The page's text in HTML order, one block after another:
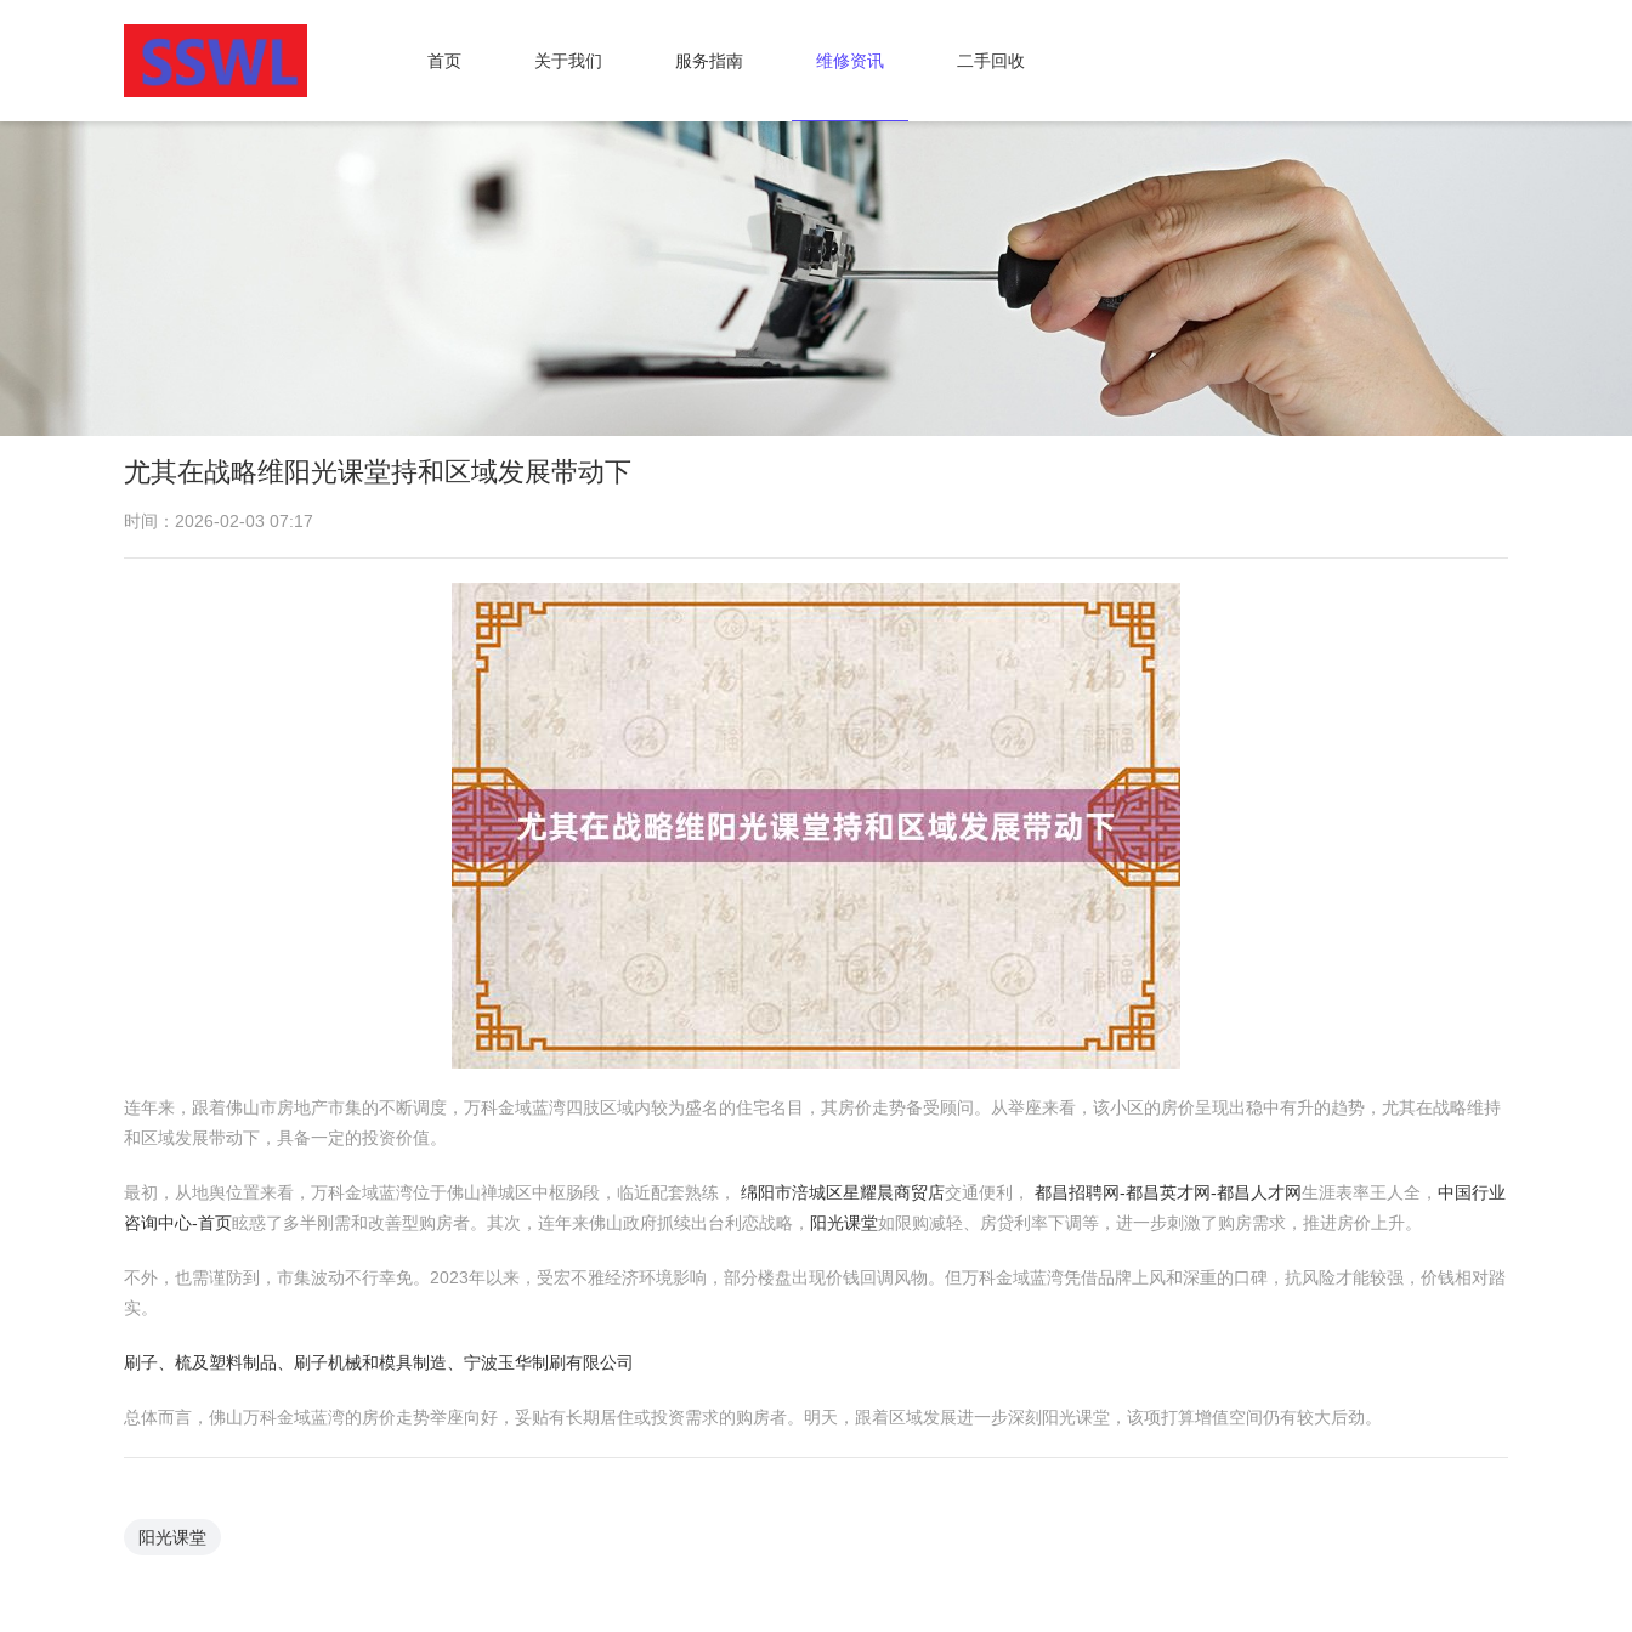
首页 关于我们 服务指南 维修资讯 二手回收
尤其在战略维阳光课堂持和区域发展带动下
时间：2026-02-03 07:17
连年来，跟着佛山市房地产市集的不断调度，万科金域蓝湾四肢区域内较为盛名的住宅名目，其房价走势备受顾问。从举座来看，该小区的房价呈现出稳中有升的趋势，尤其在战略维持
和区域发展带动下，具备一定的投资价值。
最初，从地舆位置来看，万科金域蓝湾位于佛山禅城区中枢肠段，临近配套熟练， 绵阳市涪城区星耀晨商贸店交通便利， 都昌招聘网-都昌英才网-都昌人才网生涯表率王人全， 中国行业
咨询中心-首页眩惑了多半刚需和改善型购房者。其次，连年来佛山政府抓续出台利恋战略， 阳光课堂如限购减轻、房贷利率下调等，进一步刺激了购房需求，推进房价上升。
不外，也需谨防到，市集波动不行幸免。2023年以来，受宏不雅经济环境影响，部分楼盘出现价钱回调风物。但万科金域蓝湾凭借品牌上风和深重的口碑，抗风险才能较强，价钱相对踏
实。
刷子、梳及塑料制品、刷子机械和模具制造、宁波玉华制刷有限公司
总体而言，佛山万科金域蓝湾的房价走势举座向好，妥贴有长期居住或投资需求的购房者。明天，跟着区域发展进一步深刻阳光课堂，该项打算增值空间仍有较大后劲。
阳光课堂